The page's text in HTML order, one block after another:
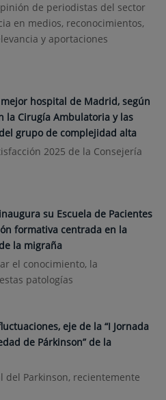
de periodistas del sector
en medios, reconocimientos,
y aportaciones
hospital de Madrid, según
la Cirugía Ambulatoria y las
grupo de complejidad alta
2025 de la Consejería
su Escuela de Pacientes
formativa centrada en la
la migraña
el conocimiento, la
patologías
eje de la “I Jornada
de Párkinson” de la
del Parkinson, recientemente